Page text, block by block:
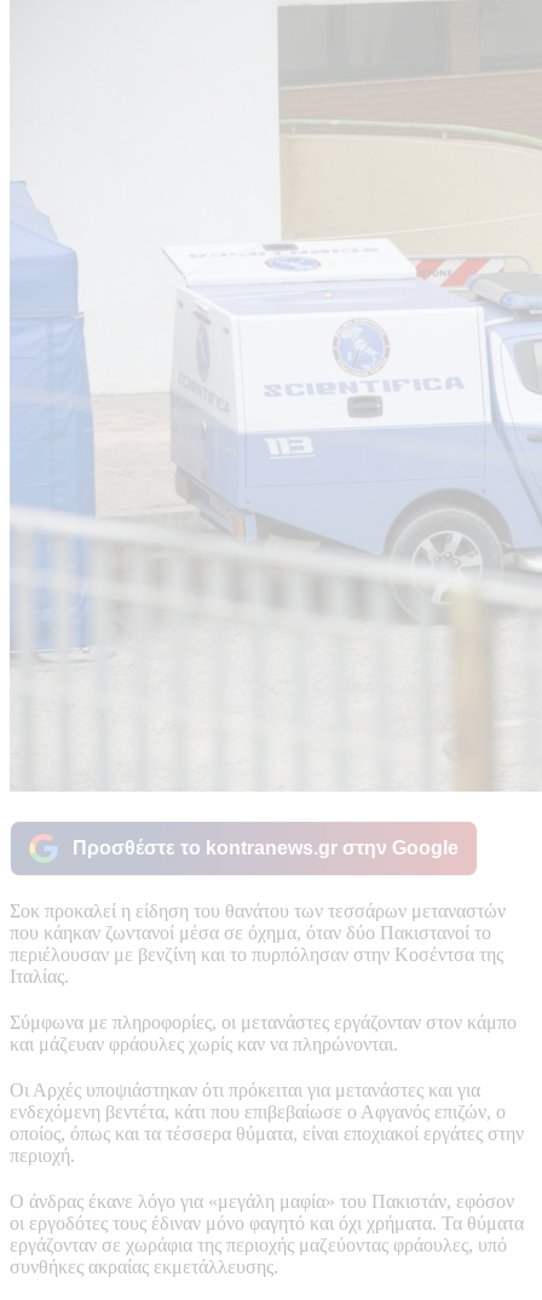
Προσθέστε το kontranews.gr στην Google
Σοκ προκαλεί η είδηση του θανάτου των τεσσάρων μεταναστών
που κάηκαν ζωντανοί μέσα σε όχημα, όταν δύο Πακιστανοί το
περιέλουσαν με βενζίνη και το πυρπόλησαν στην Κοσέντσα της
Ιταλίας.
Σύμφωνα με πληροφορίες, οι μετανάστες εργάζονταν στον κάμπο
και μάζευαν φράουλες χωρίς καν να πληρώνονται.
Οι Αρχές υποψιάστηκαν ότι πρόκειται για μετανάστες και για
ενδεχόμενη βεντέτα, κάτι που επιβεβαίωσε ο Αφγανός επιζών, ο
οποίος, όπως και τα τέσσερα θύματα, είναι εποχιακοί εργάτες στην
περιοχή.
Ο άνδρας έκανε λόγο για «μεγάλη μαφία» του Πακιστάν, εφόσον
οι εργοδότες τους έδιναν μόνο φαγητό και όχι χρήματα. Τα θύματα
εργάζονταν σε χωράφια της περιοχής μαζεύοντας φράουλες, υπό
συνθήκες ακραίας εκμετάλλευσης.